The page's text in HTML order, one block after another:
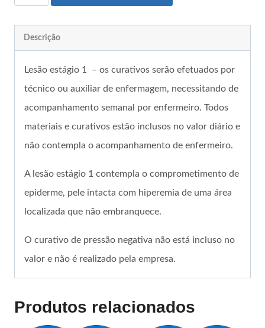
Descrição
Lesão estágio 1 – os curativos serão efetuados por
técnico ou auxiliar de enfermagem, necessitando de
acompanhamento semanal por enfermeiro. Todos
materiais e curativos estão inclusos no valor diário e
não contempla o acompanhamento de enfermeiro.
A lesão estágio 1 contempla o comprometimento de
epiderme, pele intacta com hiperemia de uma área
localizada que não embranquece.
O curativo de pressão negativa não está incluso no
valor e não é realizado pela empresa.
Produtos relacionados